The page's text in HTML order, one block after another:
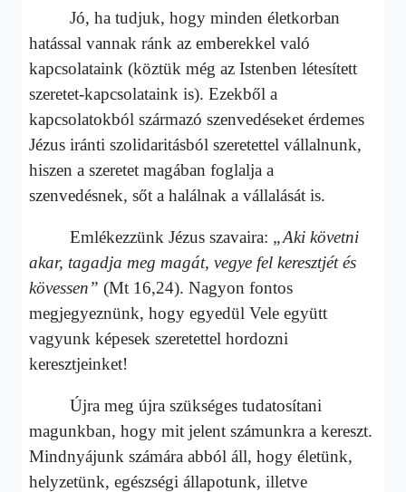
Jó, ha tudjuk, hogy minden életkorban
hatással vannak ránk az emberekkel való
kapcsolataink (köztük még az Istenben létesített
szeretet-kapcsolataink is). Ezekből a
kapcsolatokból származó szenvedéseket érdemes
Jézus iránti szolidaritásból szeretettel vállalnunk,
hiszen a szeretet magában foglalja a
szenvedésnek, sőt a halálnak a vállalását is.
Emlékezzünk Jézus szavaira: „Aki követni
akar, tagadja meg magát, vegye fel keresztjét és
kövessen”(Mt 16,24). Nagyon fontos
megjegyeznünk, hogy egyedül Vele együtt
vagyunk képesek szeretettel hordozni
keresztjeinket!
Újra meg újra szükséges tudatosítani
magunkban, hogy mit jelent számunkra a kereszt.
Mindnyájunk számára abból áll, hogy életünk,
helyzetünk, egészségi állapotunk, illetve